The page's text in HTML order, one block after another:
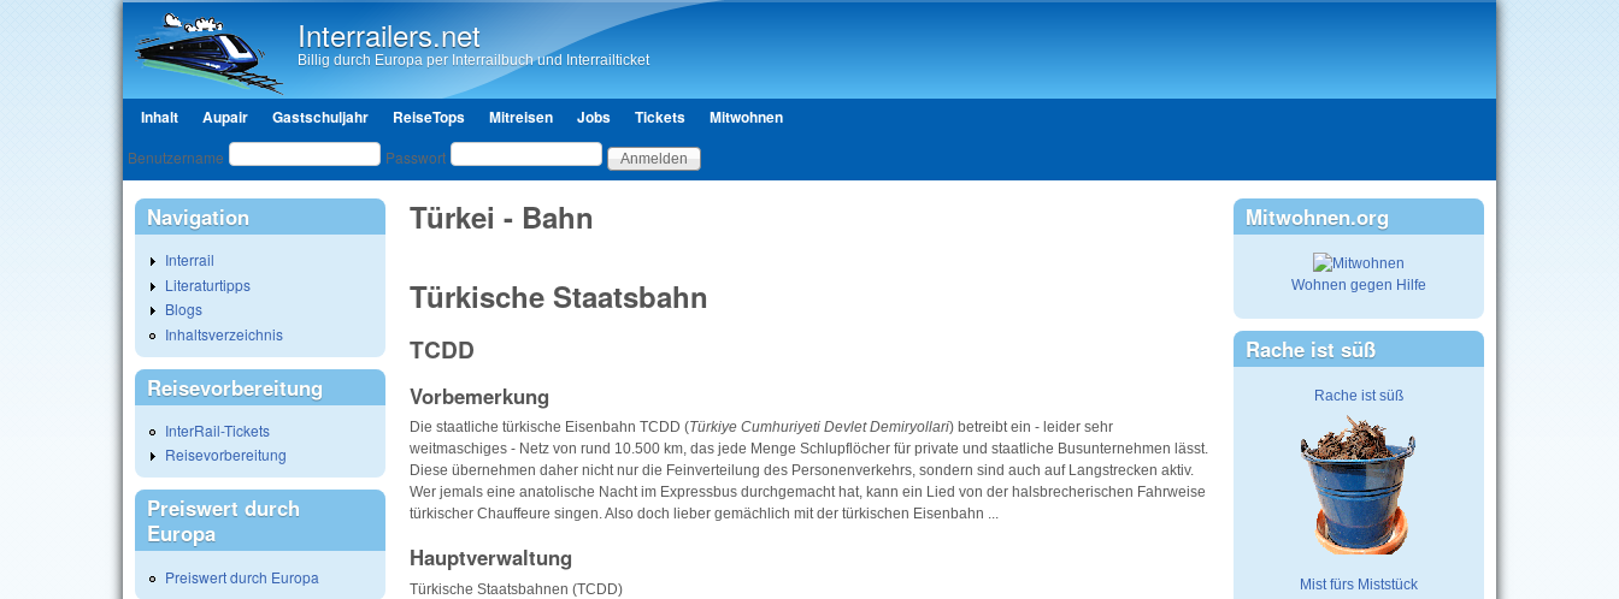
Interrailers.net
Billig durch Europa per Interrailbuch und Interrailticket
Hauptmenü
Inhalt Aupair Gastschuljahr ReiseTops Mitreisen Jobs Tickets Mitwohnen
Benutzeranmeldung
Benutzername Passwort
Türkei - Bahn
Türkische Staatsbahn
TCDD
Vorbemerkung
Die staatliche türkische Eisenbahn TCDD (Türkiye Cumhuriyeti Devlet Demiryollari) betreibt ein - leider sehr
weitmaschiges - Netz von rund 10.500 km, das jede Menge Schlupflöcher für private und staatliche Busunternehmen lässt.
Diese übernehmen daher nicht nur die Feinverteilung des Personenverkehrs, sondern sind auch auf Langstrecken aktiv.
Wer jemals eine anatolische Nacht im Expressbus durchgemacht hat, kann ein Lied von der halsbrecherischen Fahrweise
türkischer Chauffeure singen. Also doch lieber gemächlich mit der türkischen Eisenbahn ...
Hauptverwaltung
Türkische Staatsbahnen (TCDD)
Navigation
Interrail
Literaturtipps
Blogs
Inhaltsverzeichnis
Reisevorbereitung
InterRail-Tickets
Reisevorbereitung
Preiswert durch
Europa
Preiswert durch Europa
Mitwohnen.org
Wohnen gegen Hilfe
Rache ist süß
Rache ist süß
Mist fürs Miststück